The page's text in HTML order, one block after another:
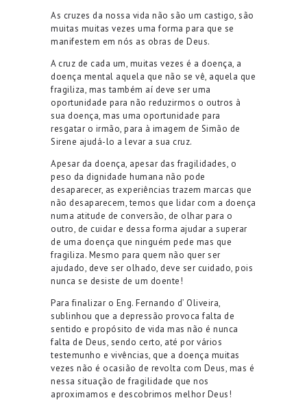
As cruzes da nossa vida não são um castigo, são
muitas muitas vezes uma forma para que se
manifestem em nós as obras de Deus.
A cruz de cada um, muitas vezes é a doença, a
doença mental aquela que não se vê, aquela que
fragiliza, mas também aí deve ser uma
oportunidade para não reduzirmos o outros à
sua doença, mas uma oportunidade para
resgatar o irmão, para à imagem de Simão de
Sirene ajudá-lo a levar a sua cruz.
Apesar da doença, apesar das fragilidades, o
peso da dignidade humana não pode
desaparecer, as experiências trazem marcas que
não desaparecem, temos que lidar com a doença
numa atitude de conversão, de olhar para o
outro, de cuidar e dessa forma ajudar a superar
de uma doença que ninguém pede mas que
fragiliza. Mesmo para quem não quer ser
ajudado, deve ser olhado, deve ser cuidado, pois
nunca se desiste de um doente!
Para finalizar o Eng. Fernando d’ Oliveira,
sublinhou que a depressão provoca falta de
sentido e propósito de vida mas não é nunca
falta de Deus, sendo certo, até por vários
testemunho e vivências, que a doença muitas
vezes não é ocasião de revolta com Deus, mas é
nessa situação de fragilidade que nos
aproximamos e descobrimos melhor Deus!